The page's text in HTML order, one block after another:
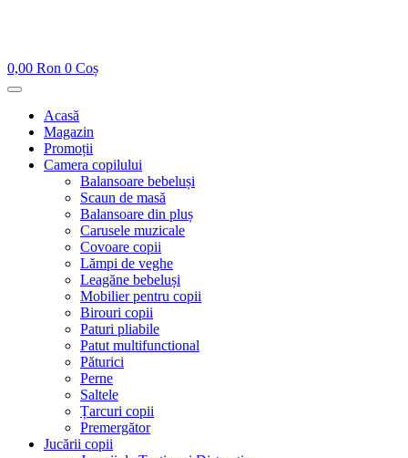
0,00 Ron 0 Coș
Acasă
Magazin
Promoții
Camera copilului
Balansoare bebeluși
Scaun de masă
Balansoare din pluș
Carusele muzicale
Covoare copii
Lămpi de veghe
Leagăne bebeluși
Mobilier pentru copii
Birouri copii
Paturi pliabile
Patut multifunctional
Păturici
Perne
Saltele
Țarcuri copii
Premergător
Jucării copii